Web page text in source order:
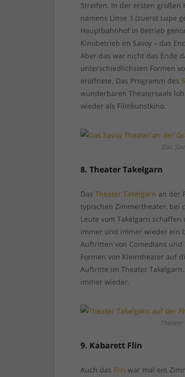
Streifen. In der ersten großen
namens Linse 1 (zuerst Lupe
Hauptbahnhof in Betrieb
Kinobetrieb im Savoy – das
Aber das war nicht das Ende
unterschiedlichsten Formen
eröffnete. Das Programm des
wunderbaren Theatersaals
wieder als Filmkunstkino.
Das
8. Theater Takelgarn
DasTheater Takelgarn an der
typischen Zimmertheater, bei
Leute vom Takelgarn
immer und immer wieder ein
Auftritten von Comedians
Formen von Kleintheater auf
Auftritte im Theater
immer wieder.
9. Kabarett Flin
Auch das Flin war mal ein